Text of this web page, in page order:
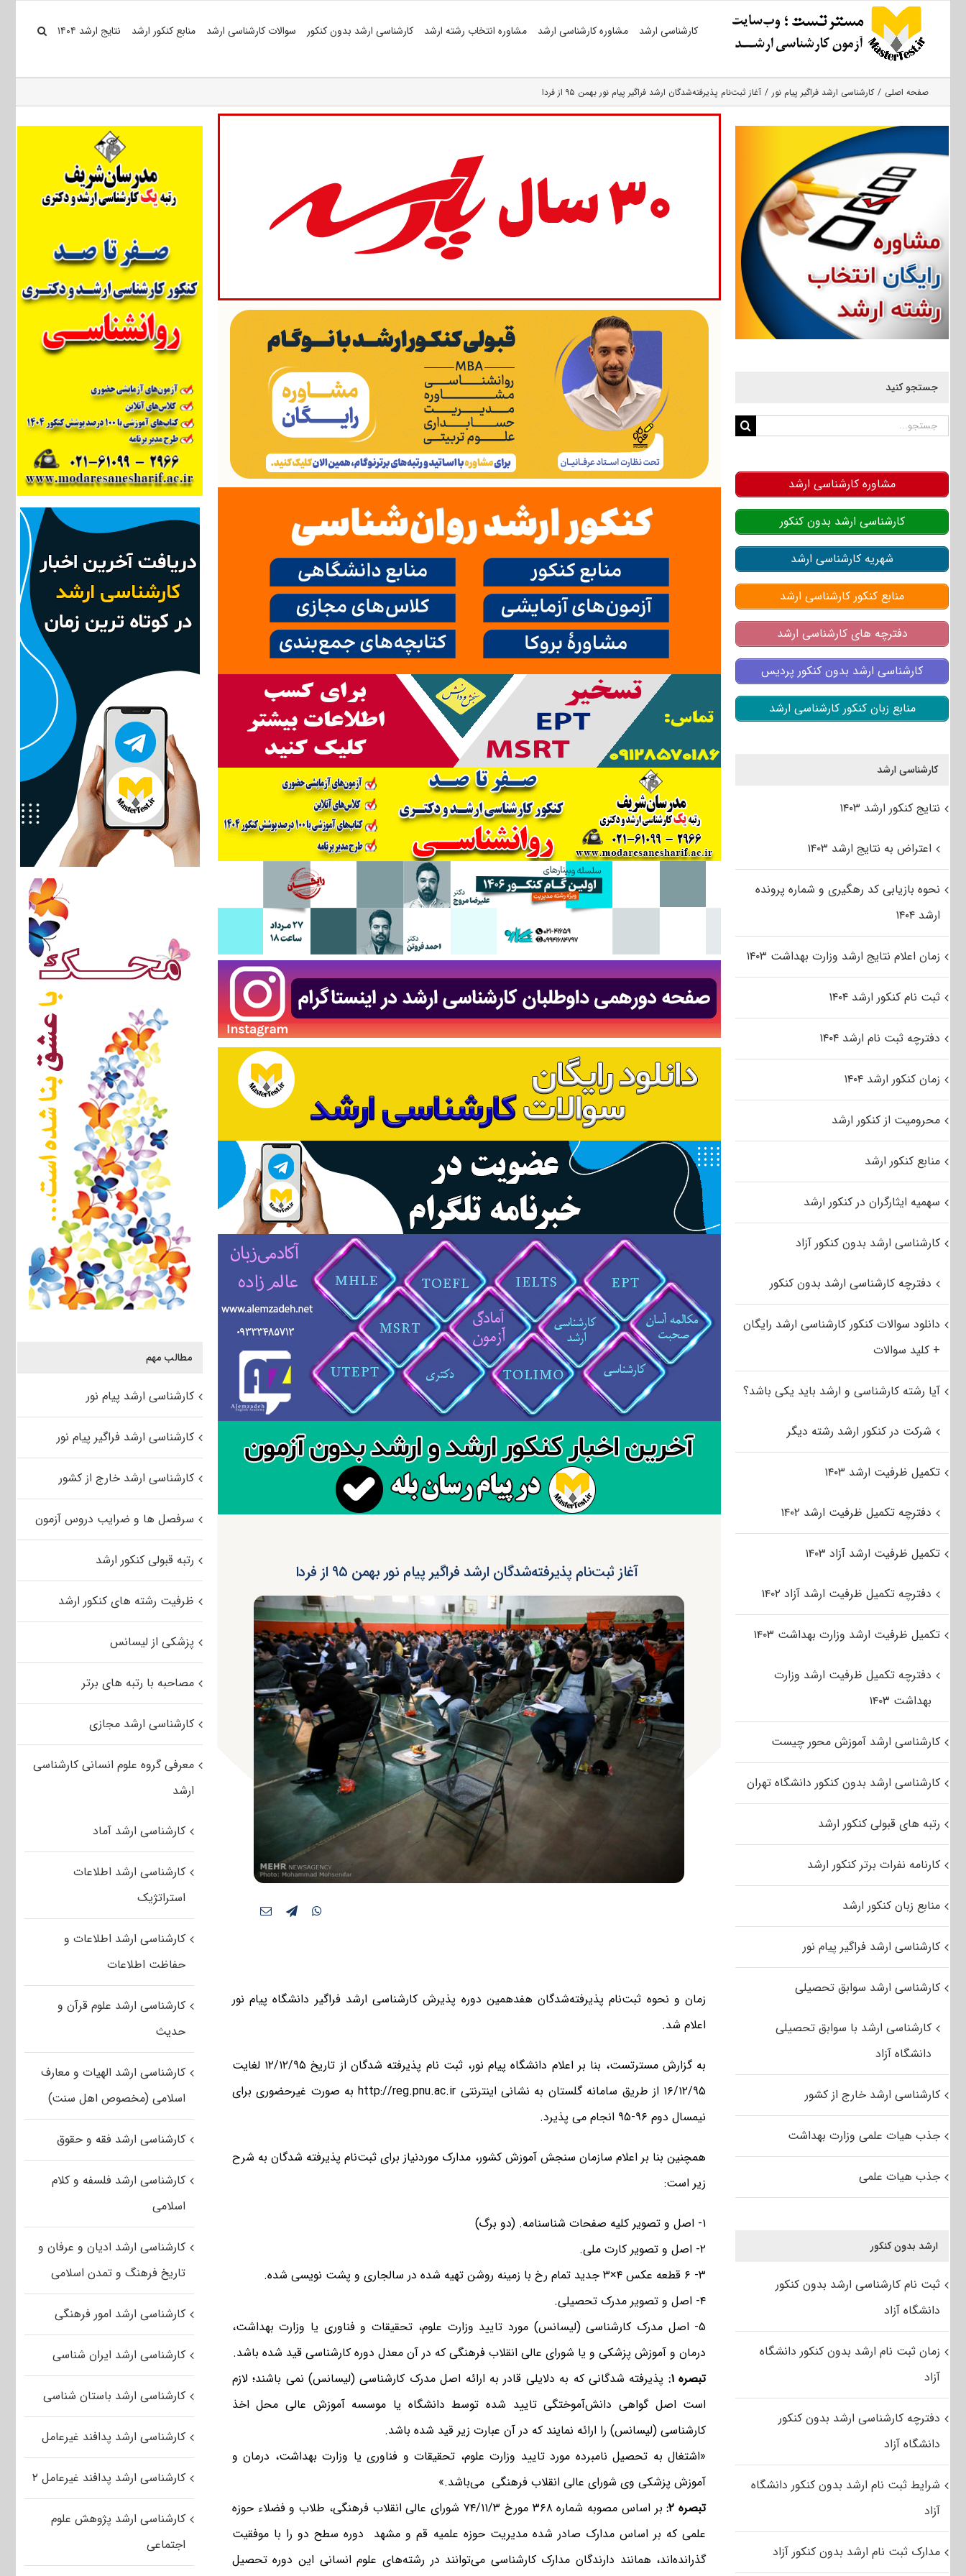
کارشناسی ارشد مشاوره کارشناسی ارشد مشاوره انتخاب رشته ارشد کارشناسی ارشد بدون کنکور سوالات کارشناسی ارشد منابع کنکور ارشد نتایج ارشد ۱۴۰۴
صفحه اصلی کارشناسی ارشد فراگیر پیام نور آغاز ثبت‌نام پذیرفته‌شدگان ارشد فراگیر پیام نور بهمن ۹۵ از فردا
آغاز ثبت‌نام پذیرفته‌شدگان ارشد فراگیر پیام نور بهمن ۹۵ از فردا
زمان و نحوه ثبت‌نام پذیرفته‌شدگان هفدهمین دوره پذیرش کارشناسی ارشد فراگیر دانشگاه پیام نور
اعلام شد.
به گزارش مسترتست، بنا بر اعلام دانشگاه پیام نور، ثبت نام پذیرفته شدگان از تاریخ ۱۲/۱۲/۹۵ لغایت
۱۶/۱۲/۹۵ از طریق سامانه گلستان به نشانی اینترنتی http://reg.pnu.ac.ir به صورت غیرحضوری برای
نیمسال دوم ۹۶-۹۵ انجام می پذیرد.
همچنین بنا بر اعلام سازمان سنجش آموزش کشور، مدارک موردنیاز برای ثبت‌نام پذیرفته شدگان به شرح
زیر است:
۱- اصل و تصویر کلیه صفحات شناسنامه. (دو برگ)
۲- اصل و تصویر کارت ملی.
۳- ۶ قطعه عکس ۴×۳ جدید تمام رخ با زمینه روشن تهیه شده در سالجاری و پشت نویسی شده.
۴- اصل و تصویر مدرک تحصیلی.
۵- اصل مدرک کارشناسی (لیسانس) مورد تایید وزارت علوم، تحقیقات و فناوری یا وزارت بهداشت،
درمان و آموزش پزشکی و یا شورای عالی انقلاب فرهنگی که در آن معدل دوره کارشناسی قید شده باشد.
تبصره ۱:
پذیرفته شدگانی که به دلایلی قادر به ارائه اصل مدرک کارشناسی (لیسانس) نمی باشند؛ لازم
است اصل گواهی دانش‌آموختگی تایید شده توسط دانشگاه یا موسسه آموزش عالی محل اخذ
کارشناسی (لیسانس) را ارائه نمایند که در آن عبارت زیر قید شده باشد.
«اشتغال به تحصیل نامبرده مورد تایید وزارت علوم، تحقیقات و فناوری یا وزارت بهداشت، درمان و
آموزش پزشکی وی شورای عالی انقلاب فرهنگی می‌باشد.»
تبصره ۲:
بر اساس مصوبه شماره ۳۶۸ مورخ ۷۴/۱۱/۳ شورای عالی انقلاب فرهنگی، طلاب و فضلاء حوزه
علمی که بر اساس مدارک صادر شده مدیریت حوزه علمیه قم و مشهد دوره سطح دو را با موفقیت
گذرانده‌اند، همانند دارندگان مدارک کارشناسی می‌توانند در رشته‌های علوم انسانی این دوره تحصیل
مطالب مهم
کارشناسی ارشد پیام نور
کارشناسی ارشد فراگیر پیام نور
کارشناسی ارشد خارج از کشور
سرفصل ها و ضرایب دروس آزمون
رتبه قبولی کنکور ارشد
ظرفیت رشته های کنکور ارشد
پزشکی از لیسانس
مصاحبه با رتبه های برتر
کارشناسی ارشد مجازی
معرفی گروه علوم انسانی کارشناسی
ارشد
کارشناسی ارشد آماد
کارشناسی ارشد اطلاعات
استراتژیک
کارشناسی ارشد اطلاعات و
حفاظت اطلاعات
کارشناسی ارشد علوم قرآن و
حدیث
کارشناسی ارشد الهیات و معارف
اسلامی (مخصوص اهل سنت)
کارشناسی ارشد فقه و حقوق
کارشناسی ارشد فلسفه و کلام
اسلامی
کارشناسی ارشد ادیان و عرفان و
تاریخ فرهنگ و تمدن اسلامی
کارشناسی ارشد امور فرهنگی
کارشناسی ارشد ایران شناسی
کارشناسی ارشد باستان شناسی
کارشناسی ارشد پدافند غیرعامل
کارشناسی ارشد پدافند غیرعامل ۲
کارشناسی ارشد پژوهش علوم
اجتماعی
جستجو کنید
جستجو
مشاوره کارشناسی ارشد
کارشناسی ارشد بدون کنکور
شهریه کارشناسی ارشد
منابع کنکور کارشناسی ارشد
دفترچه های کارشناسی ارشد
کارشناسی ارشد بدون کنکور پردیس
منابع زبان کنکور کارشناسی ارشد
کارشناسی ارشد
نتایج کنکور ارشد ۱۴۰۳
اعتراض به نتایج ارشد ۱۴۰۳
نحوه بازیابی کد رهگیری و شماره پرونده
ارشد ۱۴۰۴
زمان اعلام نتایج ارشد وزارت بهداشت ۱۴۰۳
ثبت نام کنکور ارشد ۱۴۰۴
دفترچه ثبت نام ارشد ۱۴۰۴
زمان کنکور ارشد ۱۴۰۴
محرومیت از کنکور ارشد
منابع کنکور ارشد
سهمیه ایثارگران در کنکور ارشد
کارشناسی ارشد بدون کنکور آزاد
دفترچه کارشناسی ارشد بدون کنکور
دانلود سوالات کنکور کارشناسی ارشد رایگان
+ کلید سوالات
آیا رشته کارشناسی و ارشد باید یکی باشد؟
شرکت در کنکور ارشد رشته دیگر
تکمیل ظرفیت ارشد ۱۴۰۳
دفترچه تکمیل ظرفیت ارشد ۱۴۰۲
تکمیل ظرفیت ارشد آزاد ۱۴۰۳
دفترچه تکمیل ظرفیت ارشد آزاد ۱۴۰۲
تکمیل ظرفیت ارشد وزارت بهداشت ۱۴۰۳
دفترچه تکمیل ظرفیت ارشد وزارت
بهداشت ۱۴۰۳
کارشناسی ارشد آموزش محور چیست
کارشناسی ارشد بدون کنکور دانشگاه تهران
رتبه های قبولی کنکور ارشد
کارنامه نفرات برتر کنکور ارشد
منابع زبان کنکور ارشد
کارشناسی ارشد فراگیر پیام نور
کارشناسی ارشد سوابق تحصیلی
کارشناسی ارشد با سوابق تحصیلی
دانشگاه آزاد
کارشناسی ارشد خارج از کشور
جذب هیات علمی وزارت بهداشت
جذب هیات علمی
ارشد بدون کنکور
ثبت نام کارشناسی ارشد بدون کنکور
دانشگاه آزاد
زمان ثبت نام ارشد بدون کنکور دانشگاه
آزاد
دفترچه کارشناسی ارشد بدون کنکور
دانشگاه آزاد
شرایط ثبت نام ارشد بدون کنکور دانشگاه
آزاد
مدارک ثبت نام ارشد بدون کنکور آزاد